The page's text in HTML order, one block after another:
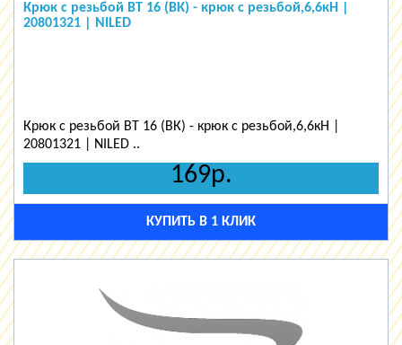
Крюк с резьбой BT 16 (ВК) - крюк с резьбой,6,6кН |
20801321 | NILED
Крюк с резьбой BT 16 (ВК) - крюк с резьбой,6,6кН |
20801321 | NILED ..
169р.
КУПИТЬ В 1 КЛИК